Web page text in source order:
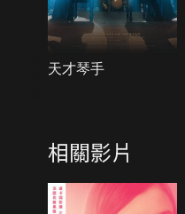
天才琴手
相關影片